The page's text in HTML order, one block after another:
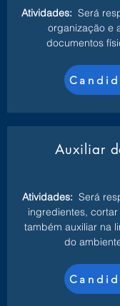
Atividades: Será
organização e
documentos
Auxiliar
Atividades: Será
ingredientes,
também auxiliar na
do